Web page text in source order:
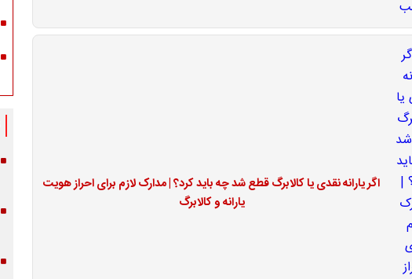
اگر یارانه نقدی یا کالابرگ قطع شد چه باید کرد؟ | مدارک لازم برای احراز هویت
یارانه و کالابرگ